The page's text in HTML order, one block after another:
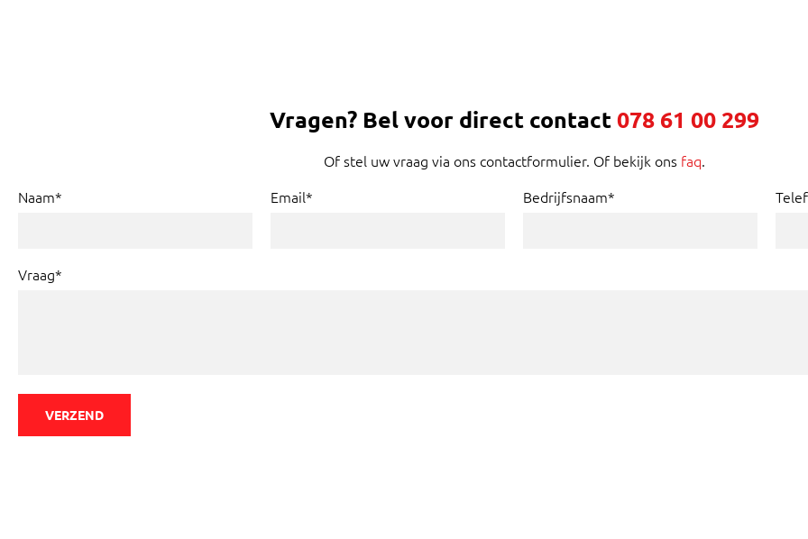
Vragen? Bel voor direct contact078 61 00 299
Of stel uw vraag via ons contactformulier. Of bekijk ons faq.
Naam*
Email* Bedrijfsnaam*
Vraag*
VERZEND